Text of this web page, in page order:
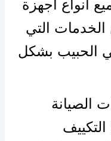
أنواع أجهزة
التي
الحبيب بشكل
الصيانة